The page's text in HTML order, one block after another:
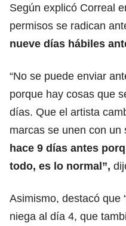
Según explicó Correal
permisos se radican
nueve días hábiles
“No se puede enviar
porque hay cosas que
días. Que el artista
marcas se unen con un
hace 9 días antes
todo, es lo normal”,
Asimismo, destacó que
niega al día 4, que